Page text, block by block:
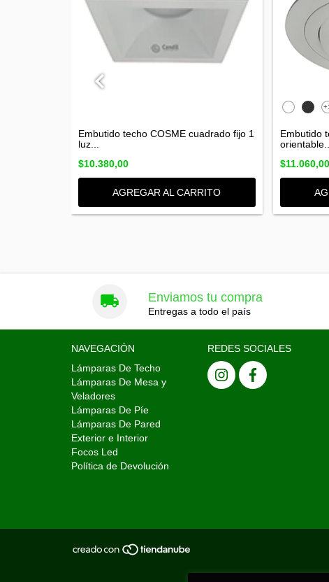
Embutido techo COSME cuadrado fijo 1
luz...
$10.380,00
AGREGAR AL CARRITO
Embutido
orientable...
$11.060,00
Enviamos tu compra
Entregas a todo el país
NAVEGACIÓN
Lámparas De Techo
Lámparas De Mesa y
Veladores
Lámparas De Píe
Lámparas De Pared
Exterior e Interior
Focos Led
Política de Devolución
REDES SOCIALES